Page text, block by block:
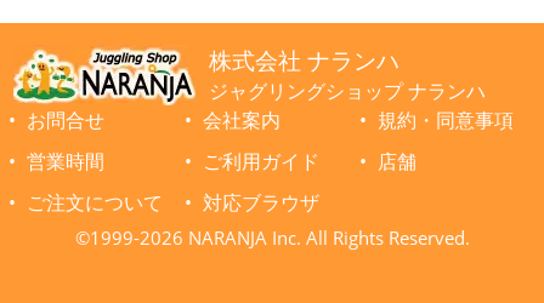
株式会社 ナランハ
ジャグリングショップ ナランハ
お問合せ
会社案内
規約・同意事項
営業時間
ご利用ガイド
店舗
ご注文について
対応ブラウザ
©1999-2026 NARANJA Inc. All Rights Reserved.